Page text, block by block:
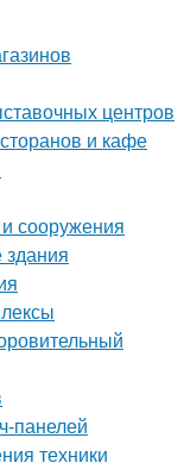
центров
и кафе
сооружения
здания
панелей
техники